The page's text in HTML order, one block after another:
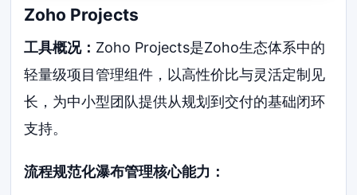
Zoho Projects
工具概况： Zoho Projects是Zoho生态体系中的
轻量级项目管理组件，以高性价比与灵活定制见
长，为中小型团队提供从规划到交付的基础闭环
支持。
流程规范化瀑布管理核心能力：